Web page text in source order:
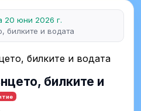
20 юни 2026 г.
билките и водата
билките и